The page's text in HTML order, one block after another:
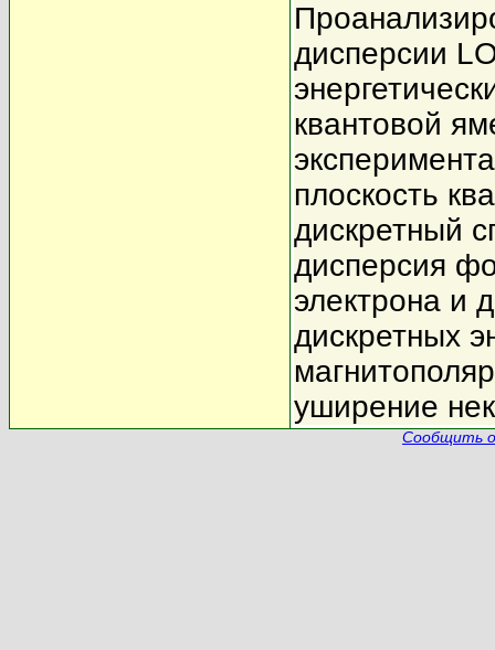
дисперсии
квантовой
плоскость
дискретный
дисперсия
электрона и
дискретных
уширение
Сообщить о